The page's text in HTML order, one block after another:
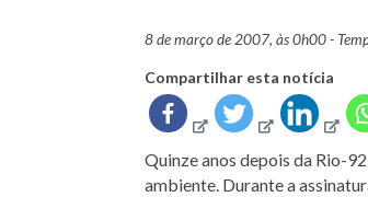
8 de março de 2007, às 0h00 -
Compartilhar esta notícia
Quinze anos depois da Rio-
ambiente. Durante a